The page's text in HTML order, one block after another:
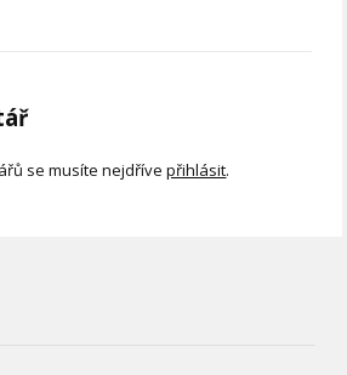
se musíte nejdřívepřihlásit.